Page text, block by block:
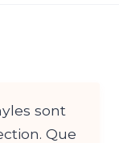
sont
Que